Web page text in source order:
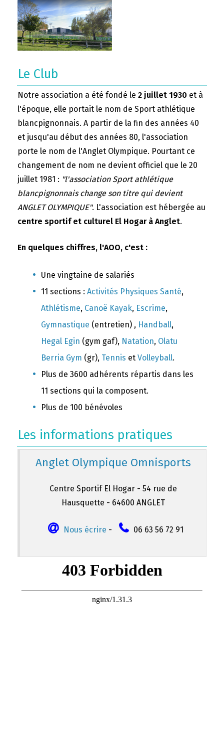
Le Club
Notre association a été fondé le 2 juillet 1930 et à
l'époque, elle portait le nom de Sport athlétique
blancpignonnais. A partir de la fin des années 40
et jusqu'au début des années 80, l'association
porte le nom de l'Anglet Olympique. Pourtant ce
changement de nom ne devient officiel que le 20
juillet 1981 : "l'association Sport athlétique
blancpignonnais change son titre qui devient
ANGLET OLYMPIQUE". L'association est hébergée au
centre sportif et culturel El Hogar à Anglet.
En quelques chiffres, l'AOO, c'est :
Une vingtaine de salariés
11 sections : Activités Physiques Santé,
Athlétisme, Canoë Kayak, Escrime,
Gymnastique (entretien) , Handball,
Hegal Egin (gym gaf), Natation, Olatu
Berria Gym (gr), Tennis et Volleyball.
Plus de 3600 adhérents répartis dans les
11 sections qui la composent.
Plus de 100 bénévoles
Les informations pratiques
Anglet Olympique Omnisports
Centre Sportif El Hogar - 54 rue de
Hausquette - 64600 ANGLET
Nous écrire - 06 63 56 72 91